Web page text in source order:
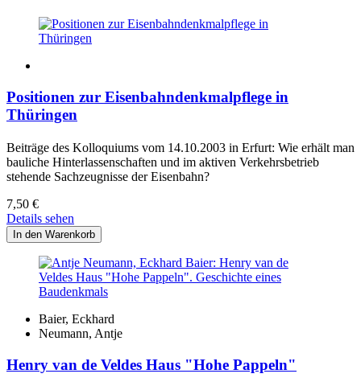
Positionen zur Eisenbahndenkmalpflege in
Thüringen
Beiträge des Kolloquiums vom 14.10.2003 in Erfurt: Wie erhält man
bauliche Hinterlassenschaften und im aktiven Verkehrsbetrieb
stehende Sachzeugnisse der Eisenbahn?
7,50 €
Details sehen
Baier, Eckhard
Neumann, Antje
Henry van de Veldes Haus "Hohe Pappeln"